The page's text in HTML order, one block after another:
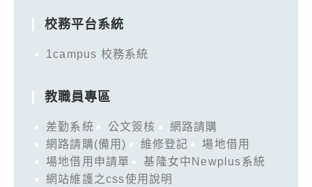
校務平台系統
1campus 校務系統
教職員專區
差勤系統 公文簽核
網路請購
網路請購(備用)
維修登記
場地借用
場地借用申請單
基隆女中Newplus系統
網站維護之css使用說明